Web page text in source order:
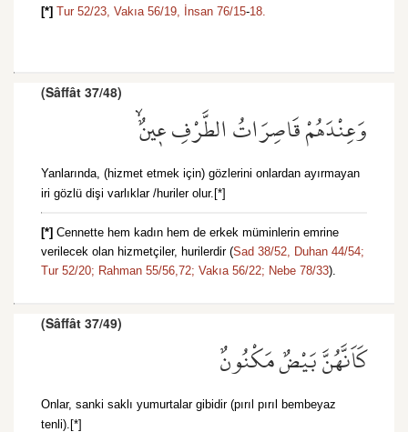
[*] Tur 52/23, Vakıa 56/19, İnsan 76/15-18.
(Sâffât 37/48)
وَعِنْدَهُمْ قَاصِرَاتُ الطَّرْفِ ع۪ينٌۙ
Yanlarında, (hizmet etmek için) gözlerini onlardan ayırmayan
iri gözlü dişi varlıklar /huriler olur.[*]
[*] Cennette hem kadın hem de erkek müminlerin emrine
verilecek olan hizmetçiler, hurilerdir (Sad 38/52, Duhan 44/54;
Tur 52/20; Rahman 55/56,72; Vakıa 56/22; Nebe 78/33).
(Sâffât 37/49)
كَاَنَّهُنَّ بَيْضٌ مَكْنُونٌ
Onlar, sanki saklı yumurtalar gibidir (pırıl pırıl bembeyaz
tenli).[*]